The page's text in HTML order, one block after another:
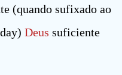
(quando sufixado ao
Deus suficiente